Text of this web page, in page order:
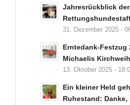
Jahresrückblick der
31. Dezember 2025 -
Erntedank-Festzug
Michaelis
13. Oktober 2025 -
Ein kleiner Held
Ruhestand: